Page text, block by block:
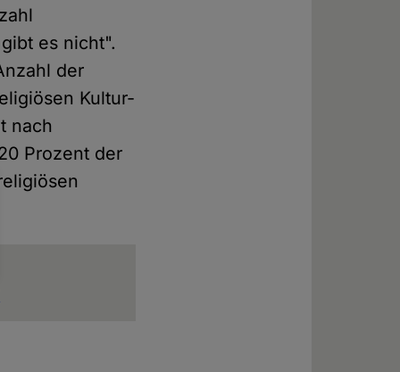
es nicht".
der
Kultur-
nach
Prozent der